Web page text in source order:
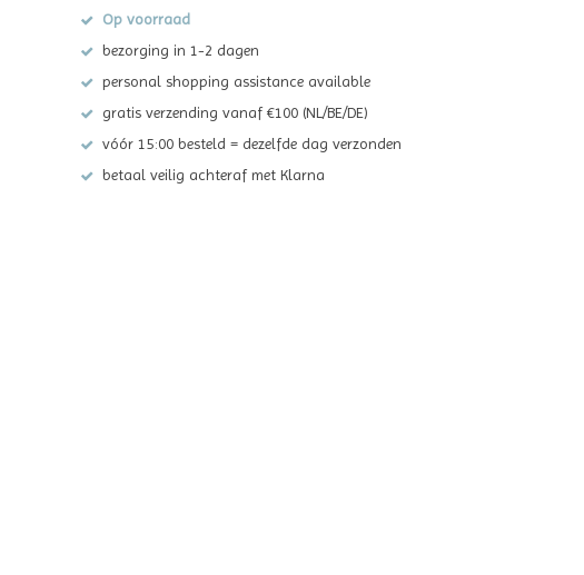
Op voorraad
bezorging in 1-2 dagen
personal shopping assistance available
gratis verzending vanaf €100 (NL/BE/DE)
vóór 15:00 besteld = dezelfde dag verzonden
betaal veilig achteraf met Klarna